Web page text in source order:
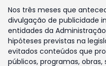
Nos três meses que
divulgação de publicidade
entidades da
hipóteses previstas na
evitados conteúdos que
públicos, programas,